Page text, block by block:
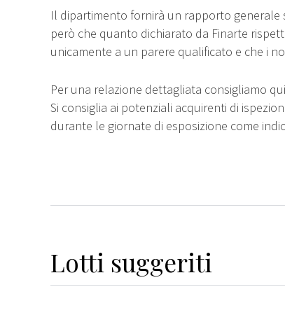
Il dipartimento fornirà un rapporto
però che quanto dichiarato da Finarte
unicamente a un parere qualificato e che i
Per una relazione dettagliata consigliamo
Si consiglia ai potenziali acquirenti di
durante le giornate di esposizione come
Lotti suggeriti